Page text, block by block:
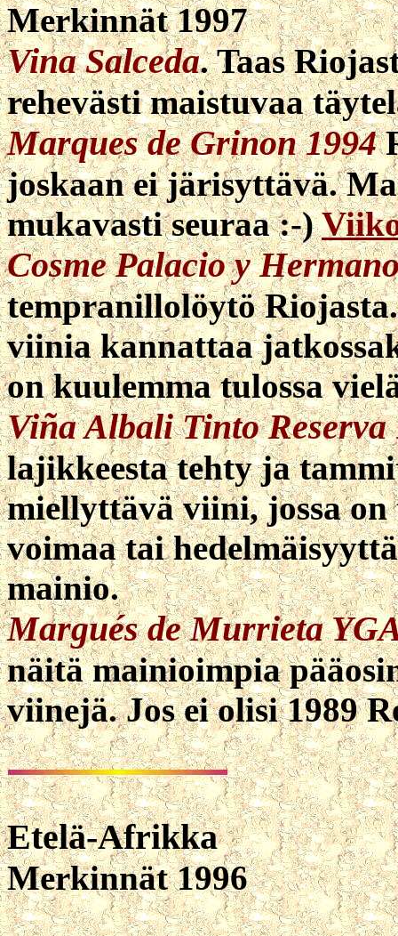
Merkinnät 1997
Vina Salceda. Taas
rehevästi maistuvaa
Marques de Grinon 1994
joskaan ei järisyttävä.
mukavasti seuraa :-)
Cosme Palacio y
tempranillolöytö
viinia kannattaa
on kuulemma tulossa
Viña Albali Tinto Reserva
lajikkeesta tehty ja
miellyttävä viini, jossa
voimaa tai
mainio.
Margués de Murrieta
näitä mainioimpia
viinejä. Jos ei olisi 1989
Etelä-Afrikka
Merkinnät 1996